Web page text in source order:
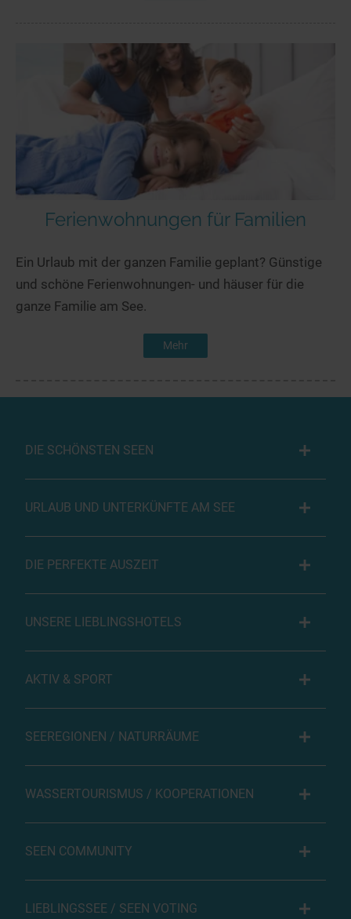
Ferienwohnungen für Familien
Ein Urlaub mit der ganzen Familie geplant? Günstige
und schöne Ferienwohnungen- und häuser für die
ganze Familie am See.
Mehr
DIE SCHÖNSTEN SEEN
URLAUB UND UNTERKÜNFTE AM SEE
DIE PERFEKTE AUSZEIT
UNSERE LIEBLINGSHOTELS
AKTIV & SPORT
SEEREGIONEN / NATURRÄUME
WASSERTOURISMUS / KOOPERATIONEN
SEEN COMMUNITY
LIEBLINGSSEE / SEEN VOTING